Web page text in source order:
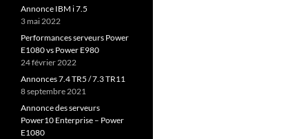
Annonce IBM i 7.5
3 mai 2022
Performances serveurs Power
E1080 vs Power E980
24 février 2022
Annonces 7.4 TR5 / 7.3 TR11
8 septembre 2021
Annonce des serveurs
Power10 Enterprise – Power
E1080